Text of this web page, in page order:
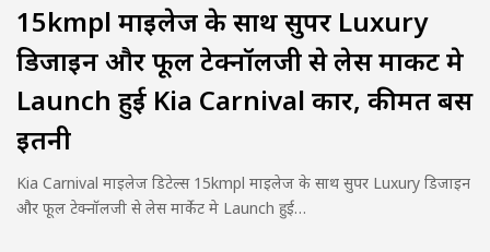
15kmpl माइलेज के साथ सुपर Luxury
डिजाइन और फूल टेक्नॉलजी से लेस मार्केट मे
Launch हुई Kia Carnival कार, कीमत बस
इतनी
Kia Carnival माइलेज डिटेल्स 15kmpl माइलेज के साथ सुपर Luxury डिजाइन
और फूल टेक्नॉलजी से लेस मार्केट मे Launch हुई…